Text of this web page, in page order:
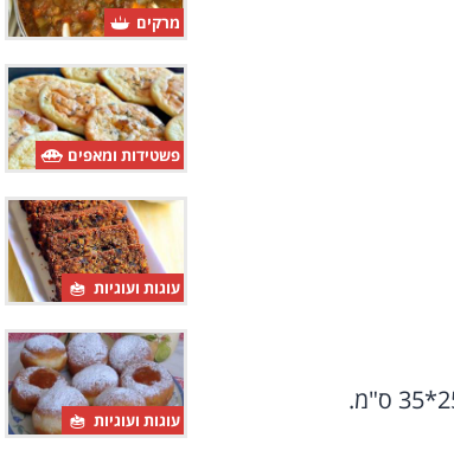
מרקים
פשטידות ומאפים
עוגות ועוגיות
עוגות ועוגיות